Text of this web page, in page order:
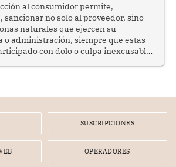
al consumidor permite,
sancionar no solo al proveedor, sino
naturales que ejercen su
o administración, siempre que estas
con dolo o culpa inexcusable
de un meet and greet con
SUSCRIPCIONES
OPERADORES